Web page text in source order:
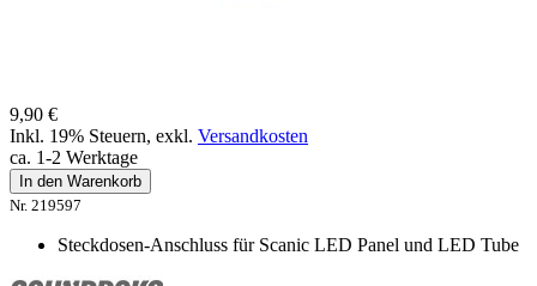
9,90 €
Inkl. 19% Steuern, exkl. Versandkosten
ca. 1-2 Werktage
In den Warenkorb
Nr. 219597
Steckdosen-Anschluss für Scanic LED Panel und LED Tube